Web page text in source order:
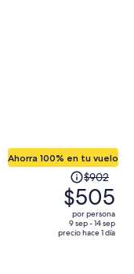
Ahorra 100% en tu vuelo
El
precio
era
de
$902
$902
$505
por persona
9 sep - 14 sep
precio hace 1 día